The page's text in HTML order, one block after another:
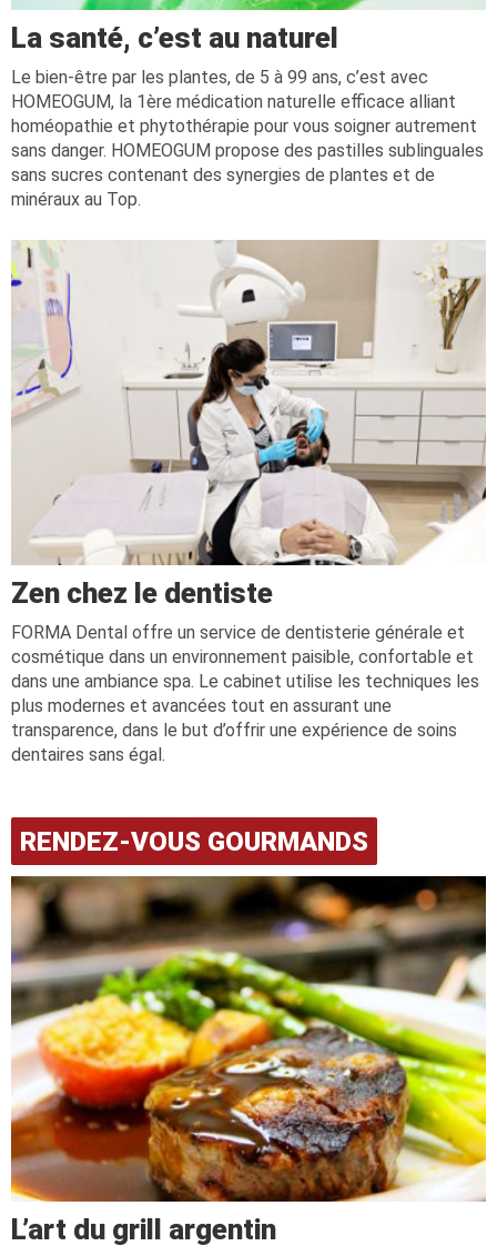
La santé, c’est au naturel
Le bien-être par les plantes, de 5 à 99 ans, c’est avec
HOMEOGUM, la 1ère médication naturelle efficace alliant
homéopathie et phytothérapie pour vous soigner autrement
sans danger. HOMEOGUM propose des pastilles sublinguales
sans sucres contenant des synergies de plantes et de
minéraux au Top.
Zen chez le dentiste
FORMA Dental offre un service de dentisterie générale et
cosmétique dans un environnement paisible, confortable et
dans une ambiance spa. Le cabinet utilise les techniques les
plus modernes et avancées tout en assurant une
transparence, dans le but d’offrir une expérience de soins
dentaires sans égal.
RENDEZ-VOUS GOURMANDS
L’art du grill argentin